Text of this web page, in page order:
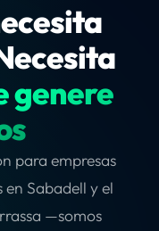
genere
para empresas
en Sabadell y el
—somos